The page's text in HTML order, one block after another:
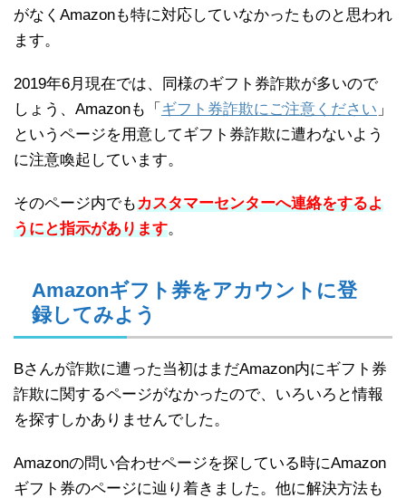
がなくAmazonも特に対応していなかったものと思われ
ます。
2019年6月現在では、同様のギフト券詐欺が多いので
しょう、Amazonも「 ギフト券詐欺にご注意ください 」
というページを用意してギフト券詐欺に遭わないよう
に注意喚起しています。
そのページ内でもカスタマーセンターへ連絡をするよ
うにと指示があります。
Amazonギフト券をアカウントに登
録してみよう
Bさんが詐欺に遭った当初はまだAmazon内にギフト券
詐欺に関するページがなかったので、いろいろと情報
を探すしかありませんでした。
Amazonの問い合わせページを探している時にAmazon
ギフト券のページに辿り着きました。他に解決方法も